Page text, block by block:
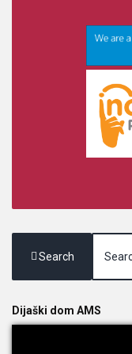
Search
Dijaški dom AMS